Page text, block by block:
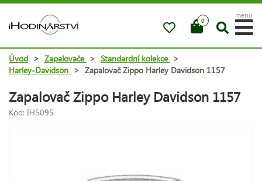
0
menu
Úvod > Zapalovače > Standardní kolekce >
Harley-Davidson > Zapalovač Zippo Harley Davidson 1157
Zapalovač Zippo Harley Davidson 1157
Kód: IH5095